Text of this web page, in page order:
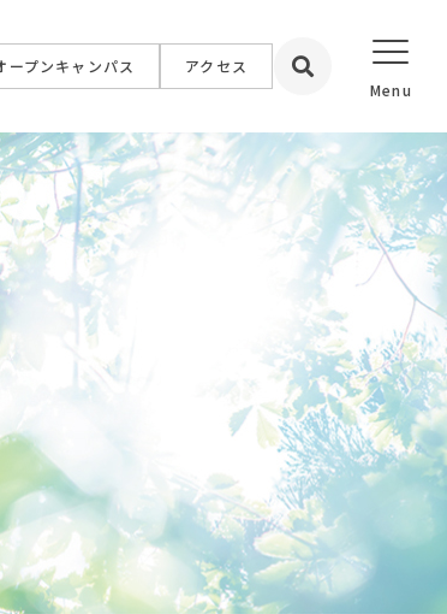
ープンキャンパス アクセス
員専門学校